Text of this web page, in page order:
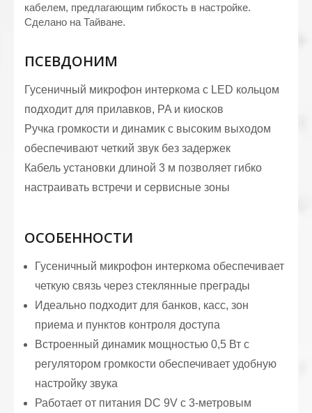
кабелем, предлагающим гибкость в настройке.
Сделано на Тайване.
ПСЕВДОНИМ
Гусеничный микрофон интеркома с LED кольцом
подходит для прилавков, PA и киосков
Ручка громкости и динамик с высоким выходом
обеспечивают четкий звук без задержек
Кабель установки длиной 3 м позволяет гибко
настраивать встречи и сервисные зоны
ОСОБЕННОСТИ
Гусеничный микрофон интеркома обеспечивает
четкую связь через стеклянные преграды
Идеально подходит для банков, касс, зон
приема и пунктов контроля доступа
Встроенный динамик мощностью 0,5 Вт с
регулятором громкости обеспечивает удобную
настройку звука
Работает от питания DC 9V с 3-метровым